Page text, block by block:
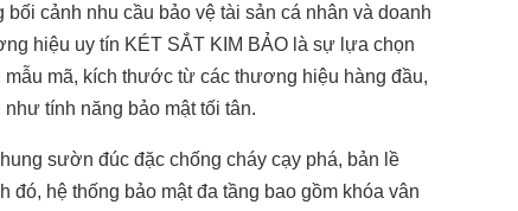
bối cảnh nhu cầu bảo vệ tài sản cá nhân và doanh
hiệu uy tín KÉT SẮT KIM BẢO là sự lựa chọn
mẫu mã, kích thước từ các thương hiệu hàng đầu,
tính năng bảo mật tối tân.
sườn đúc đặc chống cháy cạy phá, bản lề
đó, hệ thống bảo mật đa tầng bao gồm khóa vân